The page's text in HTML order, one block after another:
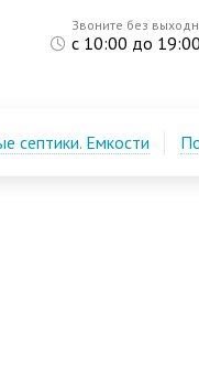
Звоните без
с 10:00 до 19:00
септики. Емкости